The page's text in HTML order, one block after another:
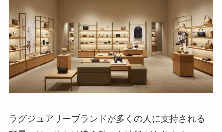
ラグジュアリーブランドが多くの人に支持される